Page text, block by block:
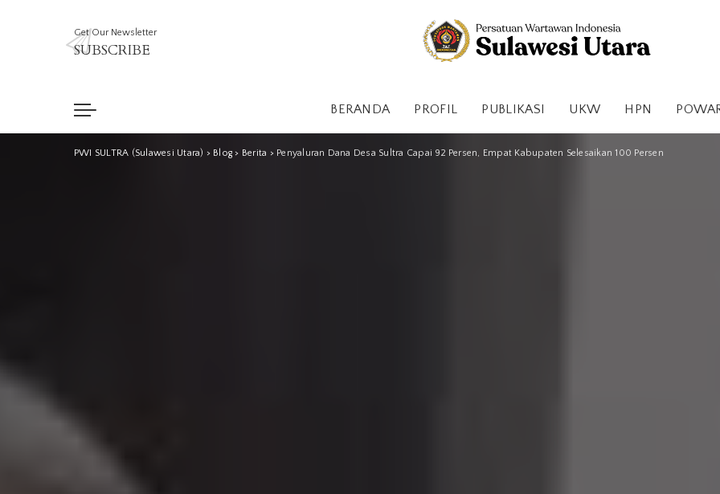
Get Our Newsletter
SUBSCRIBE
BERANDA PROFIL PUBLIKASI UKW HPN
PWI SULTRA (Sulawesi Utara) > Blog > Berita > Penyaluran Dana Desa Sultra Capai 92 Persen, Empat Kabupaten Selesaikan 100 Persen